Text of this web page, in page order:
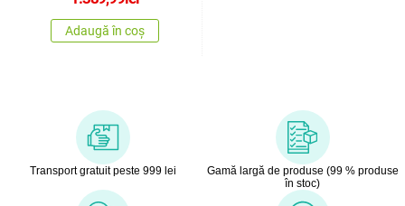
Adaugă în coș
Transport gratuit peste 999 lei
Gamă largă de produse (99 % produse
în stoc)